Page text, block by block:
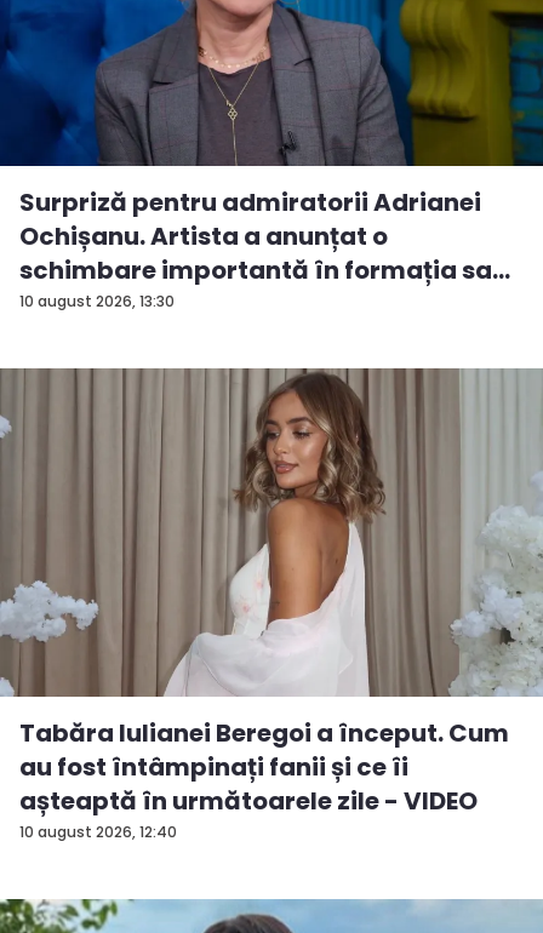
10 august 2026, 13:30
Surpriză pentru admiratorii Adrianei
Ochișanu. Artista a anunțat o
schimbare importantă în formația sa...
10 august 2026, 12:40
Tabăra Iulianei Beregoi a început. Cum
au fost întâmpinați fanii și ce îi
așteaptă în următoarele zile - VIDEO